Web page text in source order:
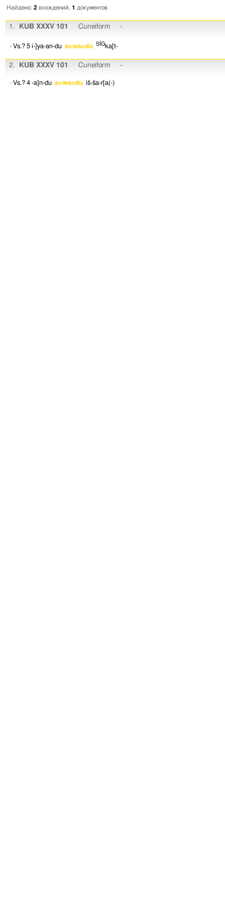
Найдено: 2 вхождений, 1 документов
1. KUB XXXV 101 Cuneiform -
· Vs.? 5 i-]ya-an-du a=wa=du SÍGka[t-
2. KUB XXXV 101 Cuneiform -
· Vs.? 4 -a]n-du a=wa=du iš-ša-r[a(-)